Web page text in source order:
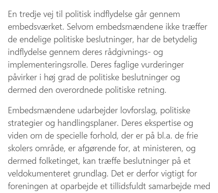
En tredje vej til politisk indflydelse går gennem
embedsværket. Selvom embedsmændene ikke træffer
de endelige politiske beslutninger, har de betydelig
indflydelse gennem deres rådgivnings- og
implementeringsrolle. Deres faglige vurderinger
påvirker i høj grad de politiske beslutninger og
dermed den overordnede politiske retning.
Embedsmændene udarbejder lovforslag, politiske
strategier og handlingsplaner. Deres ekspertise og
viden om de specielle forhold, der er på bl.a. de frie
skolers område, er afgørende for, at ministeren, og
dermed folketinget, kan træffe beslutninger på et
veldokumenteret grundlag. Det er derfor vigtigt for
foreningen at oparbejde et tillidsfuldt samarbejde med